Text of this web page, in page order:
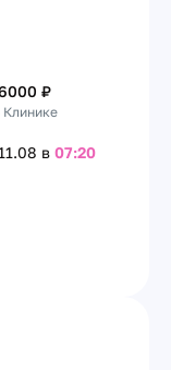
₽
Клинике
в 07:20